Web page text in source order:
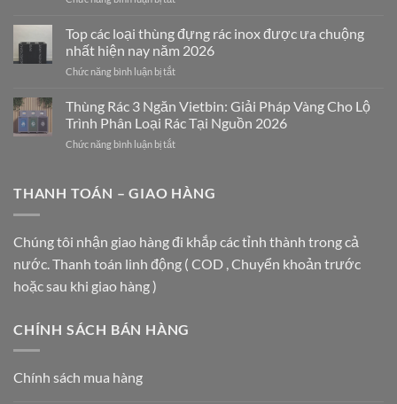
Ghép
Nghệ
Thuật
Nâng
Không
Gian
RÁC
INOX
VIETBIN:
GIẢI
SANG
TRỌNG
TRUNG
MẠI
NHÀ
A
Top các loại thùng đựng rác inox được ưa chuộng
nhất hiện nay năm 2026
Chức năng bình luận bị tắtở
các
thùng
đựng
được
nhất
nay
Thùng Rác 3 Ngăn Vietbin: Giải Pháp Vàng Cho Lộ
Trình Phân Loại Rác Tại Nguồn 2026
Chức năng bình luận bị tắtở
3
Pháp
Vàng
Phân
THANH TOÁN – GIAO HÀNG
Chúng tôi nhận giao hàng đi khắp các tỉnh thành trong cả
nước. Thanh toán linh động ( COD , Chuyển khoản trước
hoặc sau khi giao hàng )
CHÍNH SÁCH BÁN HÀNG
Chính sách mua hàng